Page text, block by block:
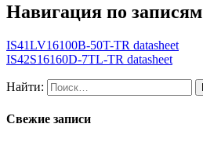
Навигация по записям
IS41LV16100B-50T-TR datasheet
IS42S16160D-7TL-TR datasheet
Найти:
Свежие записи